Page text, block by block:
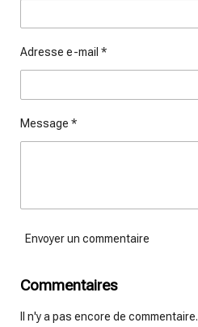
Adresse e-mail *
Message *
Envoyer un commentaire
Commentaires
Il n'y a pas encore de commentaire.